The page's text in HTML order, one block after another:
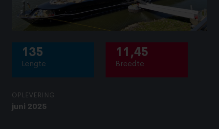
135
Lengte
11,45
Breedte
OPLEVERING
juni 2025